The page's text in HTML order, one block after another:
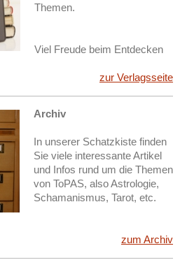
Themen.
Viel Freude beim Entdecken
zur Verlagsseite
Archiv
In unserer Schatzkiste finden
Sie viele interessante Artikel
und Infos rund um die Themen
von ToPAS, also Astrologie,
Schamanismus, Tarot, etc.
zum Archiv